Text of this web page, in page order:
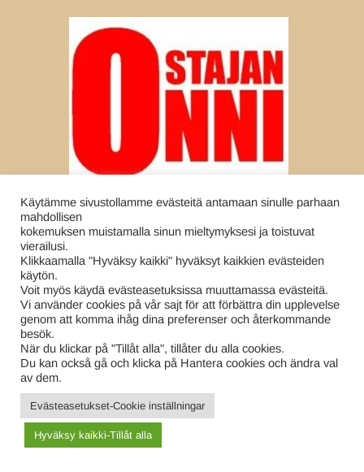
Etusivu /
Framsidan
Blogit – Bloggar
Kulttuuri-Kultur /
Käytämme sivustollamme evästeitä antamaan sinulle parhaan
mahdollisen
kokemuksen muistamalla sinun mieltymyksesi ja toistuvat
vierailusi.
Klikkaamalla "Hyväksy kaikki" hyväksyt kaikkien evästeiden
käytön.
Voit myös käydä evästeasetuksissa muuttamassa evästeitä.
Vi använder cookies på vår sajt för att förbättra din upplevelse
genom att komma ihåg dina preferenser och återkommande
besök.
När du klickar på "Tillåt alla", tillåter du alla cookies.
Du kan också gå och klicka på Hantera cookies och ändra val
av dem.
Evästeasetukset-Cookie inställningar
Hyväksy kaikki-Tillåt alla